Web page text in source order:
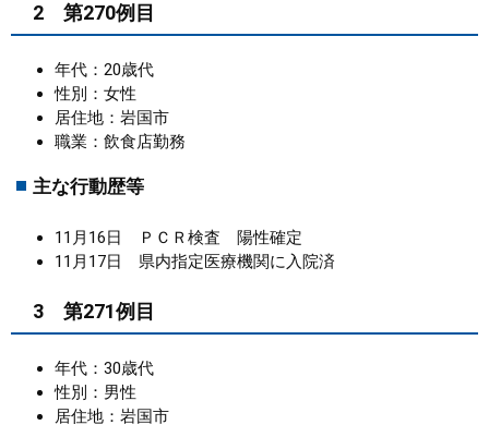
2 第270例目
年代：20歳代
性別：女性
居住地：岩国市
職業：飲食店勤務
主な行動歴等
11月16日 ＰＣＲ検査 陽性確定
11月17日 県内指定医療機関に入院済
3 第271例目
年代：30歳代
性別：男性
居住地：岩国市